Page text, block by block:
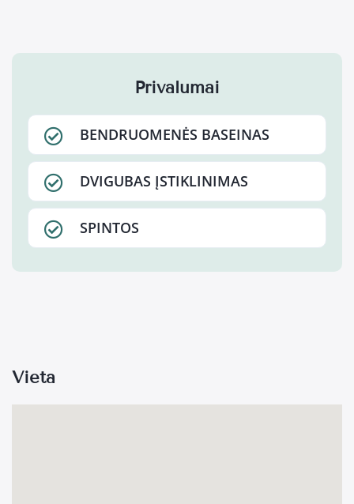
Privalumai
BENDRUOMENĖS BASEINAS
DVIGUBAS ĮSTIKLINIMAS
SPINTOS
Vieta